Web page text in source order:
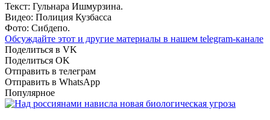
Текст: Гульнара Ишмурзина.
Видео: Полиция Кузбасса
Фото: Сибдепо.
Обсуждайте этот и другие материалы в нашем telegram-канале
Поделиться в VK
Поделиться OK
Отправить в телеграм
Отправить в WhatsApp
Популярное